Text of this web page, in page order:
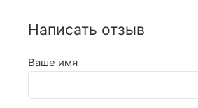
Написать отзыв
Ваше имя